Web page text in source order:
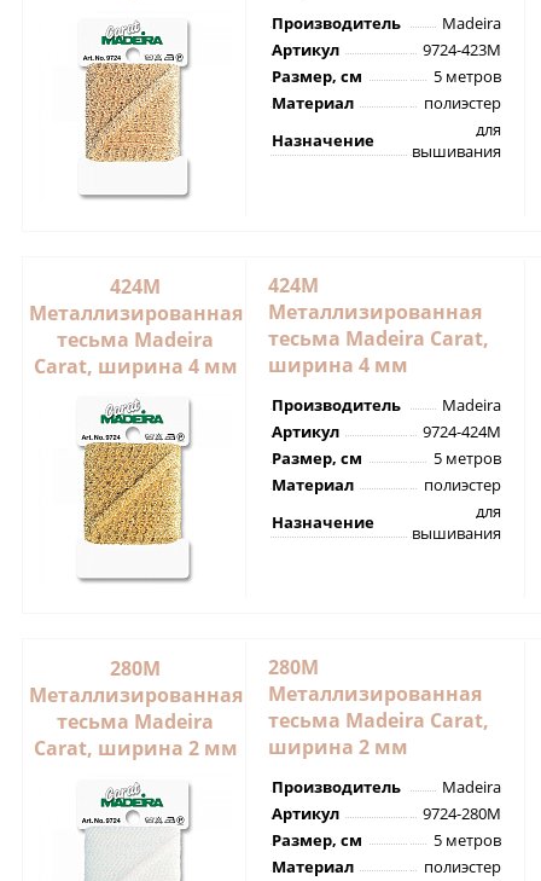
Производитель
Madeira
Артикул
9724-423M
Размер, см
5 метров
Материал
полиэстер
Назначение
для
вышивания
424M
Металлизированная
тесьма Madeira
Carat, ширина 4 мм
424M
Металлизированная
тесьма Madeira Carat,
ширина 4 мм
Производитель
Madeira
Артикул
9724-424M
Размер, см
5 метров
Материал
полиэстер
Назначение
для
вышивания
280M
Металлизированная
тесьма Madeira
Carat, ширина 2 мм
280M
Металлизированная
тесьма Madeira Carat,
ширина 2 мм
Производитель
Madeira
Артикул
9724-280M
Размер, см
5 метров
Материал
полиэстер